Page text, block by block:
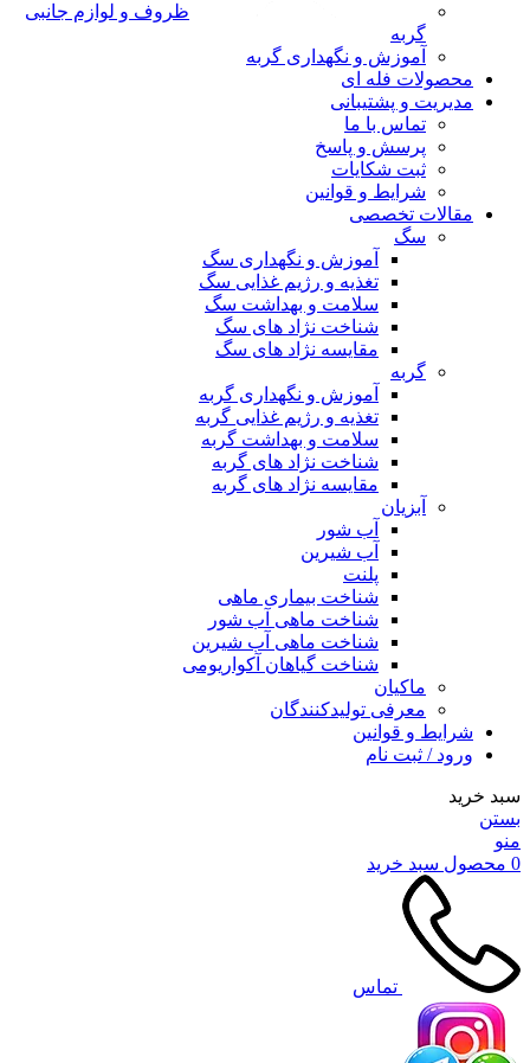
ظروف و لوازم جانبی
گربه
آموزش و نگهداری گربه
محصولات فله ای
مدیریت و پشتیبانی
تماس با ما
پرسش و پاسخ
ثبت شکایات
شرایط و قوانین
مقالات تخصصی
سگ
آموزش و نگهداری سگ
تغذیه و رژیم غذایی سگ
سلامت و بهداشت سگ
شناخت نژاد های سگ
مقایسه نژاد های سگ
گربه
آموزش و نگهداری گربه
تغذیه و رژیم غذایی گربه
سلامت و بهداشت گربه
شناخت نژاد های گربه
مقایسه نژاد های گربه
آبزیان
آب شور
آب شیرین
پلنت
شناخت بیماری ماهی
شناخت ماهی آب شور
شناخت ماهی آب شیرین
شناخت گیاهان آکواریومی
ماکیان
معرفی تولیدکنندگان
شرایط و قوانین
ورود / ثبت نام
سبد خرید
بستن
منو
0 محصول سبد خرید
تماس